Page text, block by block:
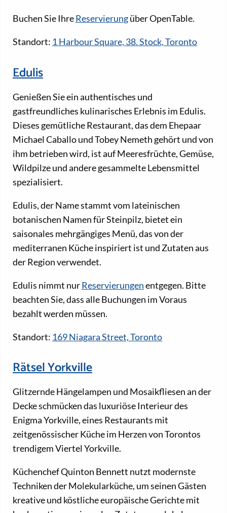
Buchen Sie IhreReservierungüber OpenTable.
Standort: 1 Harbour Square, 38. Stock, Toronto
Edulis
Genießen Sie ein authentisches und
gastfreundliches kulinarisches Erlebnis im Edulis.
Dieses gemütliche Restaurant, das dem Ehepaar
Michael Caballo und Tobey Nemeth gehört und von
ihm betrieben wird, ist auf Meeresfrüchte, Gemüse,
Wildpilze und andere gesammelte Lebensmittel
spezialisiert.
Edulis, der Name stammt vom lateinischen
botanischen Namen für Steinpilz, bietet ein
saisonales mehrgängiges Menü, das von der
mediterranen Küche inspiriert ist und Zutaten aus
der Region verwendet.
Edulis nimmt nurReservierungenentgegen. Bitte
beachten Sie, dass alle Buchungen im Voraus
bezahlt werden müssen.
Standort: 169 Niagara Street, Toronto
Rätsel Yorkville
Glitzernde Hängelampen und Mosaikfliesen an der
Decke schmücken das luxuriöse Interieur des
Enigma Yorkville, eines Restaurants mit
zeitgenössischer Küche im Herzen von Torontos
trendigem Viertel Yorkville.
Küchenchef Quinton Bennett nutzt modernste
Techniken der Molekularküche, um seinen Gästen
kreative und köstliche europäische Gerichte mit